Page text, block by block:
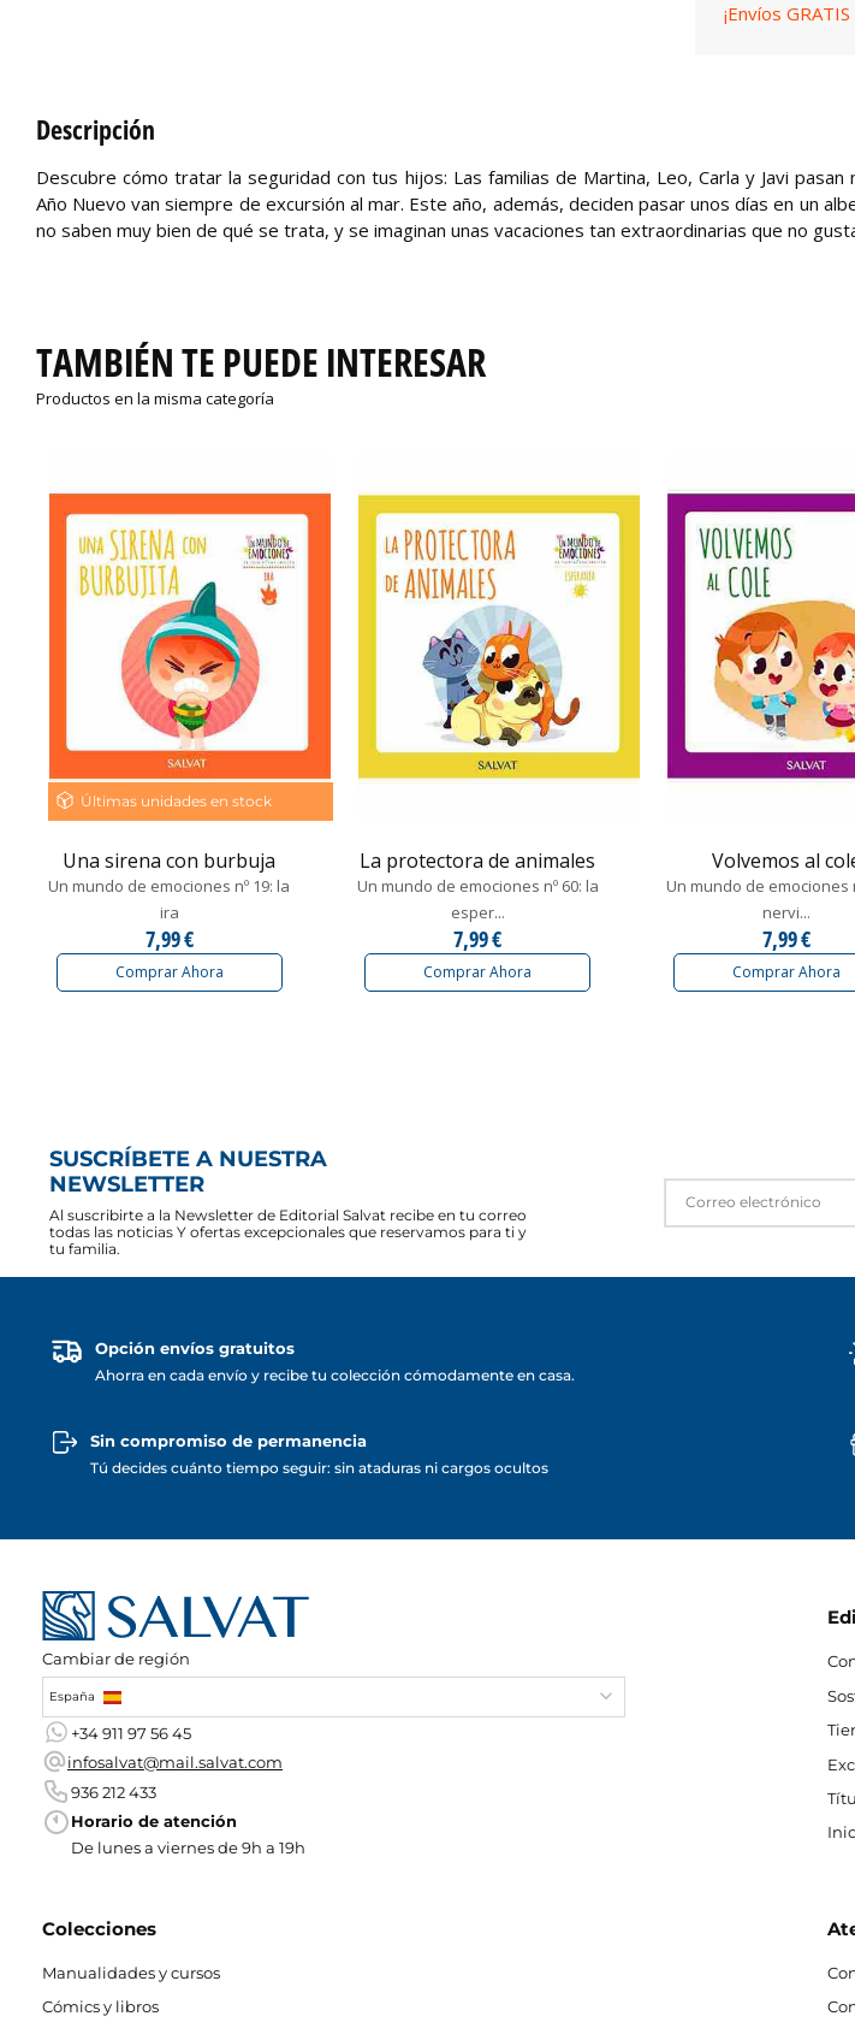
¡Envíos
Descripción
Descubre cómo tratar la seguridad con tus hijos: Las familias de Martina, Leo, Carla y Javi
Año Nuevo van siempre de excursión al mar. Este año, además, deciden pasar unos días en un
no saben muy bien de qué se trata, y se imaginan unas vacaciones tan extraordinarias que no
TAMBIÉN TE PUEDE INTERESAR
Productos en la misma categoría
Últimas unidades en stock
Una sirena con burbuja
Un mundo de emociones nº 19: la
ira
7,99 €
Comprar Ahora
La protectora de animales
Un mundo de emociones nº 60: la
esper...
7,99 €
Comprar Ahora
Volvemos al
Un mundo de emociones
nervi...
7,99 €
Comprar Ahora
SUSCRÍBETE A NUESTRA
NEWSLETTER
Al suscribirte a la Newsletter de Editorial Salvat recibe en tu correo
todas las noticias Y ofertas excepcionales que reservamos para ti y
tu familia.
Opción envíos gratuitos
Ahorra en cada envío y recibe tu colección cómodamente en casa.
Sin compromiso de permanencia
Tú decides cuánto tiempo seguir: sin ataduras ni cargos ocultos
Cambiar de región
España
+34 911 97 56 45
infosalvat@mail.salvat.com
936 212 433
Horario de atención
De lunes a viernes de 9h a 19h
Colecciones
Manualidades y cursos
Cómics y libros